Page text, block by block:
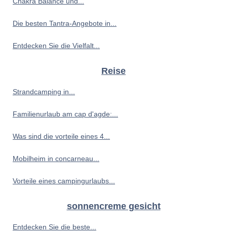
Die besten Tantra-Angebote in...
Entdecken Sie die Vielfalt...
Reise
Strandcamping in...
Familienurlaub am cap d'agde:...
Was sind die vorteile eines 4...
Mobilheim in concarneau...
Vorteile eines campingurlaubs...
sonnencreme gesicht
Entdecken Sie die beste...